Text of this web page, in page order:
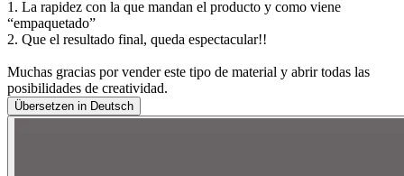
1. La rapidez con la que mandan el producto y como viene
“empaquetado”
2. Que el resultado final, queda espectacular!!
Muchas gracias por vender este tipo de material y abrir todas las
posibilidades de creatividad.
Übersetzen in Deutsch